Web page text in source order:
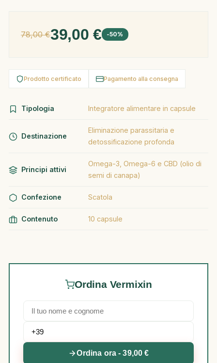
78,00 €39,00 € -50%
Prodotto certificato Pagamento alla consegna
Tipologia Integratore alimentare in capsule
Destinazione
Eliminazione parassitaria e
detossificazione profonda
Principi attivi
Omega-3, Omega-6 e CBD (olio di
semi di canapa)
Confezione Scatola
Contenuto 10 capsule
Ordina Vermixin
Ordina ora - 39,00 €